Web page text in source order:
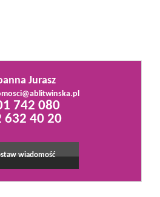
Jurasz
742 080
632 40 20
wiadomość